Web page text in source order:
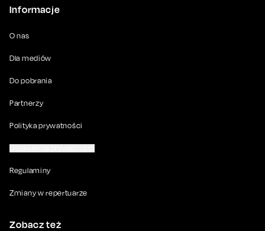
Informacje
O nas
Dla mediów
Do pobrania
Partnerzy
Polityka prywatności
Regulaminy
Zmiany w repertuarze
Zobacz też